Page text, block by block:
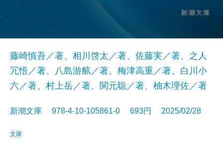
藤崎慎吾／著、相川啓太／著、佐藤実／著、之人
冗悟／著、八島游舷／著、梅津高重／著、白川小
六／著、村上岳／著、関元聡／著、柚木理佐／著
新潮文庫 978-4-10-105861-0 693円 2025/02/28
文庫